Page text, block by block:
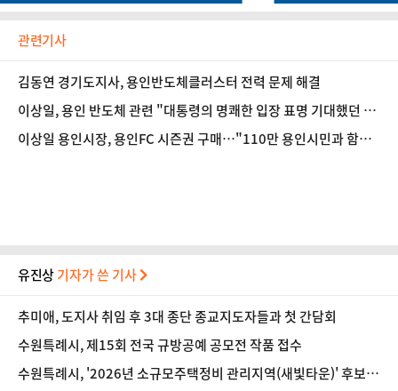
관련기사
김동연 경기도지사, 용인반도체클러스터 전력 문제 해결
이상일, 용인 반도체 관련 "대통령의 명쾌한 입장 표명 기대했던 용
인시민들 대다수 실망했을 것"
이상일 용인시장, 용인FC 시즌권 구매…"110만 용인시민과 함께
유진상기자가 쓴 기사
추미애, 도지사 취임 후 3대 종단 종교지도자들과 첫 간담회
수원특례시, 제15회 전국 규방공예 공모전 작품 접수
수원특례시, '2026년 소규모주택정비 관리지역(새빛타운)' 후보지